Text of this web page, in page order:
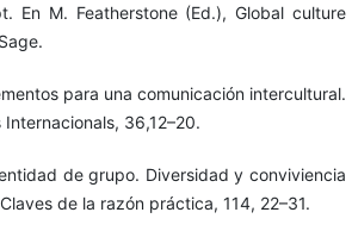
En M. Featherstone (Ed.), Global culture
para una comunicación intercultural.
36,12–20.
de grupo. Diversidad y conviviencia
de la razón práctica, 114, 22–31.